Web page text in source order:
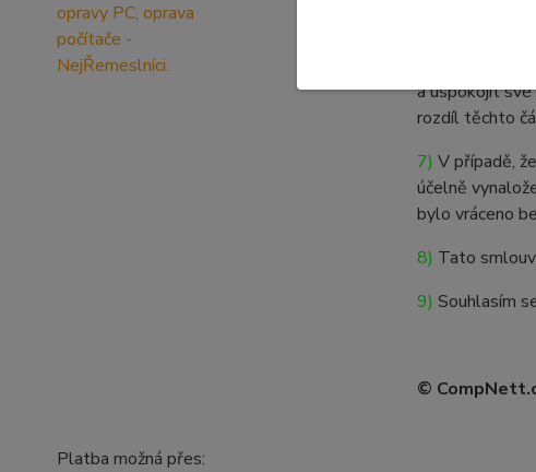
opravy PC, oprava
počítače -
NejŘemeslníci.
Platba možná přes:
zaplacení
od
poslední
a uspokojit
rozdíl těchto
7) V případě,
účelně
bylo vráceno
8) Tato
9) Souhlasím
©